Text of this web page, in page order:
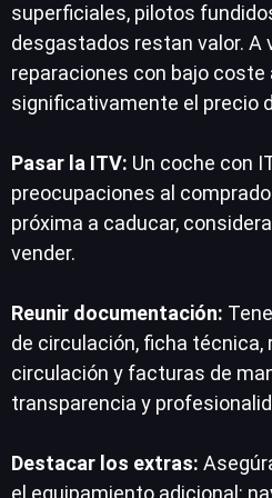
superficiales, pilotos
desgastados restan valor. A
reparaciones con bajo coste
significativamente el precio
Pasar la ITV: Un coche con
preocupaciones al
próxima a caducar,
vender.
Reunir documentación:
de circulación, ficha
circulación y facturas de
transparencia y
Destacar los extras:
el equipamiento adicional: